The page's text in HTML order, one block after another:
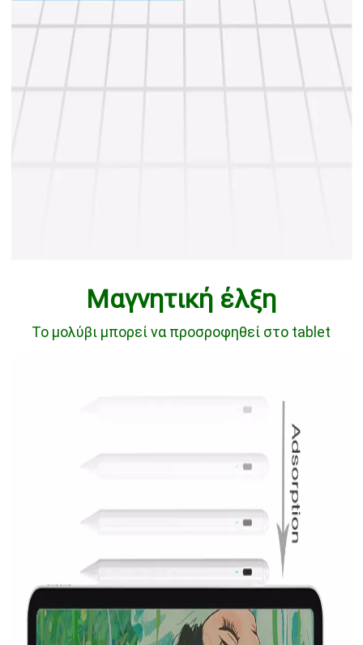
Μαγνητική έλξη
Το μολύβι μπορεί να προσροφηθεί στο tablet